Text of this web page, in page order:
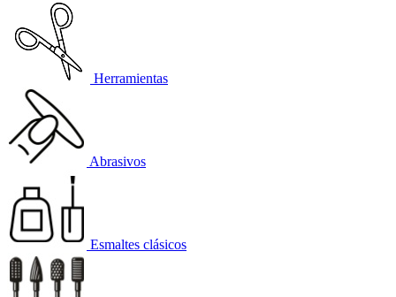
Herramientas
Abrasivos
Esmaltes clásicos